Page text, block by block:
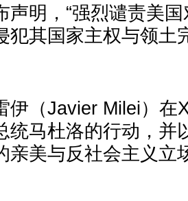
声明，“强烈谴责美
犯其国家主权与领土
伊（Javier Milei）在
统马杜洛的行动，并
亲美与反社会主义立